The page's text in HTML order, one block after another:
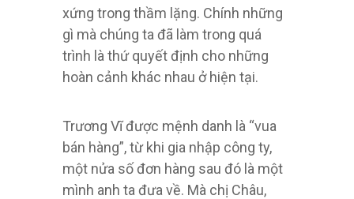
xứng trong thầm lặng. Chính những
gì mà chúng ta đã làm trong quá
trình là thứ quyết định cho những
hoàn cảnh khác nhau ở hiện tại.
Trương Vĩ được mệnh danh là “vua
bán hàng”, từ khi gia nhập công ty,
một nửa số đơn hàng sau đó là một
mình anh ta đưa về. Mà chị Châu,